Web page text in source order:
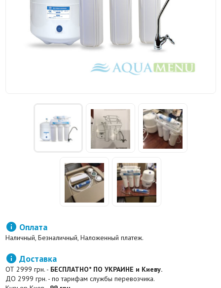
 Оплата
Наличный, Безналичный, Наложенный платеж.
 Доставка
ОТ 2999 грн. - БЕСПЛАТНО* ПО УКРАИНЕ и Киеву.
ДО 2999 грн. - по тарифам службы перевозчика.